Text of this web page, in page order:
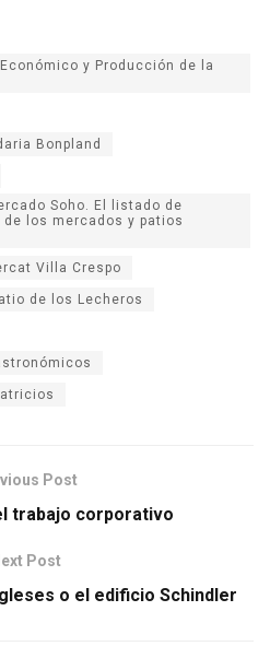
y Producción de la
Bonpland
Soho. El listado de
los mercados y patios
Villa Crespo
de los Lecheros
Post
trabajo corporativo
Post
o el edificio Schindler